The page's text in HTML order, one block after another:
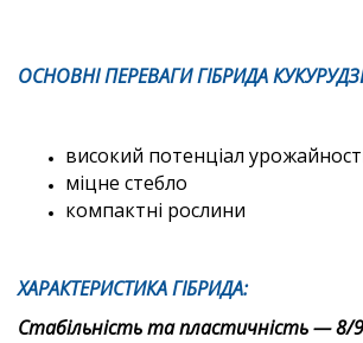
ОСНОВНІ ПЕРЕВАГИ ГІБРИДА
високий потенціал
міцне стебло
компактні рослини
ХАРАКТЕРИСТИКА ГІБРИДА:
Стабільність та пластичність — 8/9